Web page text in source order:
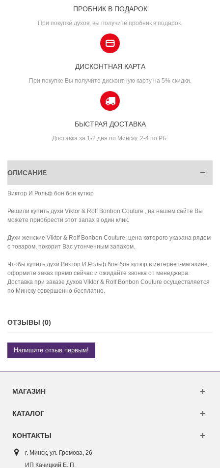
ПРОБНИК В ПОДАРОК
При покупке духов, вы получите пробник в подарок.
ДИСКОНТНАЯ КАРТА
При покупке Вы получите дисконтную карту на 5% скидки.
БЫСТРАЯ ДОСТАВКА
Доставка за 1-2 дня по Минску, 2-4 по РБ.
ОПИСАНИЕ
Виктор И Рольф бон бон кутюр
Решили купить духи Viktor & Rolf Bonbon Couture , на нашем сайте Вы
можете приобрести этот запах в один клик.
Духи женские Viktor & Rolf Bonbon Couture, цена которого указана рядом
с товаром, покорит Вас утонченным запахом.
Чтобы купить духи Виктор И Рольф бон бон кутюр в интернет-магазине,
оформите заказ прямо сейчас и ожидайте звонка от менеджера.
Доставка при заказе духов Viktor & Rolf Bonbon Couture осуществляется
по Минску совершенно бесплатно.
ОТЗЫВЫ (0)
Напишите отзыв первым!
МАГАЗИН
КАТАЛОГ
КОНТАКТЫ
г. Минск, ул. Громова, 26
ИП Качицкий Е. П.